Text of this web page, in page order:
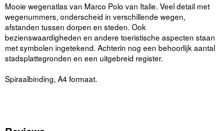
Mooie wegenatlas van Marco Polo van Italie. Veel detail met
wegenummers, onderscheid in verschillende wegen,
afstanden tussen dorpen en steden. Ook
bezienswaardigheden en andere toeristische aspecten staan
met symbolen ingetekend. Achterin nog een behoorlijk aantal
stadsplattegronden en een uitgebreid register.
Spiraalbinding, A4 formaat.